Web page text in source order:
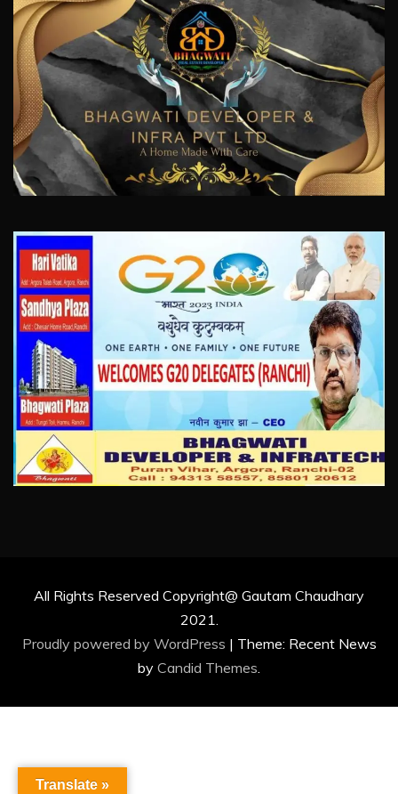
All Rights Reserved Copyright@ Gautam Chaudhary
2021.
Proudly powered by WordPress | Theme: Recent News
by Candid Themes
Translate »